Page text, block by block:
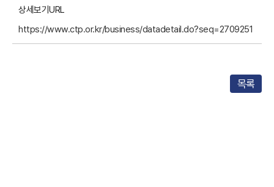
상세보기URL
https://www.ctp.or.kr/business/datadetail.do?seq=2709251
목록